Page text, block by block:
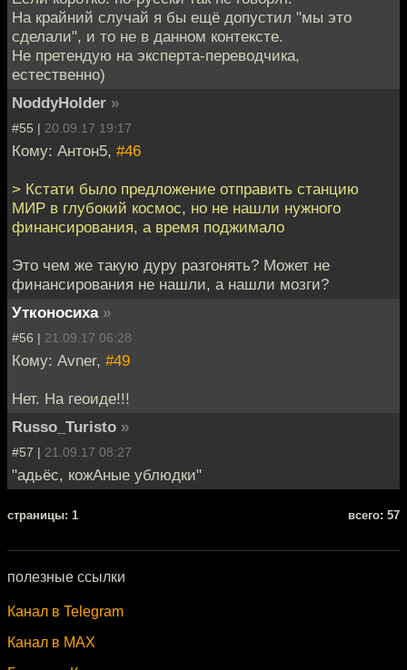
На крайний случай я бы ещё допустил "мы это
сделали", и то не в данном контексте.
Не претендую на эксперта-переводчика,
естественно)
NoddyHolder »
#55 | 20.09.17 19:17
Кому: Антон5, #46
> Кстати было предложение отправить станцию
МИР в глубокий космос, но не нашли нужного
финансирования, а время поджимало
Это чем же такую дуру разгонять? Может не
финансирования не нашли, а нашли мозги?
Утконосиха »
#56 | 21.09.17 06:28
Кому: Avner, #49
Нет. На геоиде!!!
Russo_Turisto »
#57 | 21.09.17 08:27
"адьёс, кожАные ублюдки"
cтраницы: 1 всего: 57
полезные ссылки
Канал в Telegram
Канал в MAX